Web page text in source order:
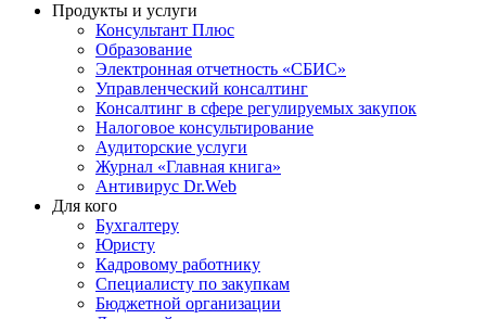
Продукты и услуги
Консультант Плюс
Образование
Электронная отчетность «СБИС»
Управленческий консалтинг
Консалтинг в сфере регулируемых закупок
Налоговое консультирование
Аудиторские услуги
Журнал «Главная книга»
Антивирус Dr.Web
Для кого
Бухгалтеру
Юристу
Кадровому работнику
Специалисту по закупкам
Бюджетной организации